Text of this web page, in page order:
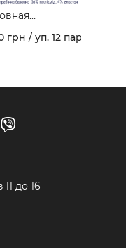
модель
грн / уп. 12 пар
до 16